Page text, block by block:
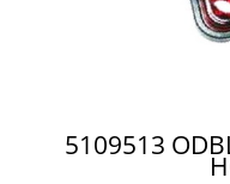
5109513